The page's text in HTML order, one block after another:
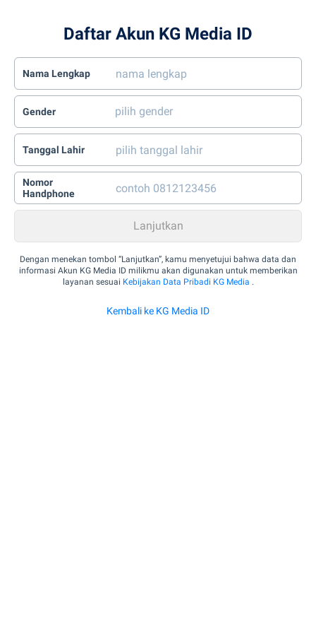
Daftar Akun KG Media ID
Nama Lengkap
Gender
Tanggal Lahir
Nomor
Handphone
Dengan menekan tombol “Lanjutkan”, kamu menyetujui bahwa data dan
informasi Akun KG Media ID milikmu akan digunakan untuk memberikan
layanan sesuai Kebijakan Data Pribadi KG Media .
Kembali ke KG Media ID